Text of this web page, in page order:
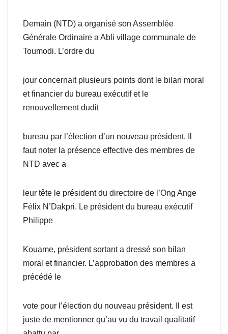
Demain (NTD) a organisé son Assemblée
Générale Ordinaire a Abli village communale de
Toumodi. L’ordre du
jour concernait plusieurs points dont le bilan moral
et financier du bureau exécutif et le
renouvellement dudit
bureau par l’élection d’un nouveau président. Il
faut noter la présence effective des membres de
NTD avec a
leur tête le président du directoire de l’Ong Ange
Félix N’Dakpri. Le président du bureau exécutif
Philippe
Kouame, président sortant a dressé son bilan
moral et financier. L’approbation des membres a
précédé le
vote pour l’élection du nouveau président. Il est
juste de mentionner qu’au vu du travail qualitatif